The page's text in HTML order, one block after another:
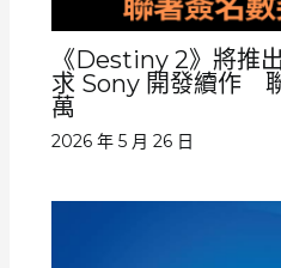
《Destiny 2》將推
求 Sony 開發續作
萬
2026 年 5 月 26 日